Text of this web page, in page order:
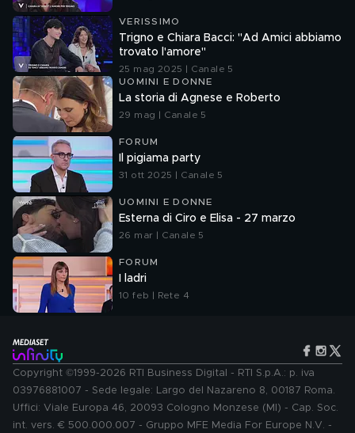
VERISSIMO
Trigno e Chiara Bacci: "Ad Amici abbiamo
trovato l'amore"
25 mag 2025 | Canale 5
UOMINI E DONNE
La storia di Agnese e Roberto
29 mag | Canale 5
FORUM
Il pigiama party
31 ott 2025 | Canale 5
UOMINI E DONNE
Esterna di Ciro e Elisa - 27 marzo
26 mar | Canale 5
FORUM
I ladri
10 feb | Rete 4
Copyright ©1999-2026 RTI Business Digital - RTI S.p.A.: p. iva
03976881007 - Sede legale: Largo del Nazareno 8, 00187 Roma.
Uffici: Viale Europa 46, 20093 Cologno Monzese (MI) - Cap. Soc.
int. vers. € 500.000.007 - Gruppo MFE Media For Europe N.V. -